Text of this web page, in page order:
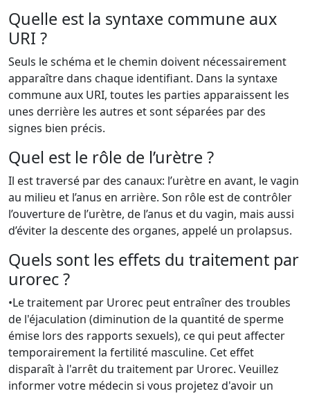
Quelle est la syntaxe commune aux
URI ?
Seuls le schéma et le chemin doivent nécessairement
apparaître dans chaque identifiant. Dans la syntaxe
commune aux URI, toutes les parties apparaissent les
unes derrière les autres et sont séparées par des
signes bien précis.
Quel est le rôle de l’urètre ?
Il est traversé par des canaux: l’urètre en avant, le vagin
au milieu et l’anus en arrière. Son rôle est de contrôler
l’ouverture de l’urètre, de l’anus et du vagin, mais aussi
d’éviter la descente des organes, appelé un prolapsus.
Quels sont les effets du traitement par
urorec ?
•Le traitement par Urorec peut entraîner des troubles
de l'éjaculation (diminution de la quantité de sperme
émise lors des rapports sexuels), ce qui peut affecter
temporairement la fertilité masculine. Cet effet
disparaît à l'arrêt du traitement par Urorec. Veuillez
informer votre médecin si vous projetez d'avoir un